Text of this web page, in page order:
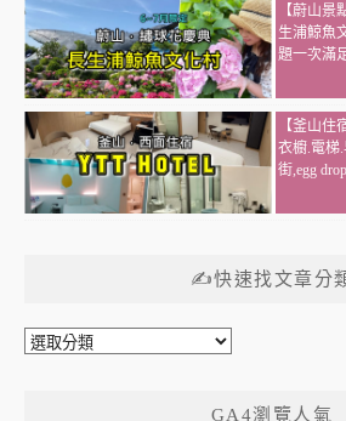
【蔚山景
生浦鯨魚
題一次滿
【釜山
衣櫥.電梯
街,egg drop
✍快速找文章分
✍
GA4瀏覽人氣